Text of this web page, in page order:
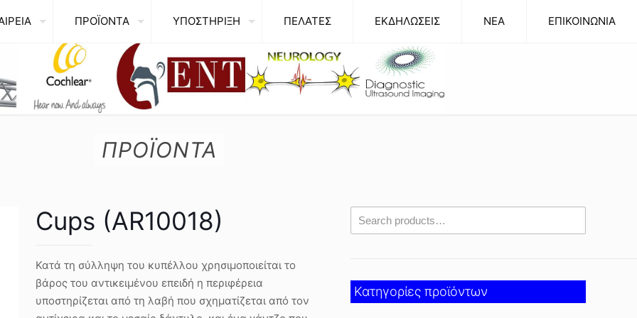
ΠΡΟΪΟΝΤΑ ΥΠΟΣΤΗΡΙΞΗ ΠΕΛΑΤΕΣ ΕΚΔΗΛΩΣΕΙΣ NEA ΕΠΙΚΟΙΝΩΝΙΑ
ΠΡΟΪΟΝΤΑ
Cups (AR10018)
Κατά τη σύλληψη του κυπέλλου χρησιμοποιείται το
βάρος του αντικειμένου επειδή η περιφέρεια
υποστηρίζεται από τη λαβή που σχηματίζεται από τον
Κατηγορίες προϊόντων